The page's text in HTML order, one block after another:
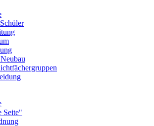
Seite"